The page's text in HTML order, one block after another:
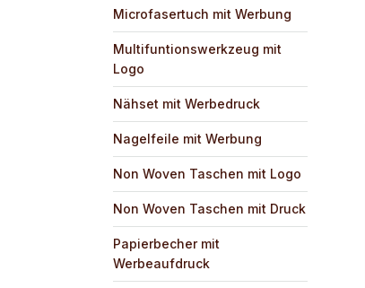
Microfasertuch mit Werbung
Multifuntionswerkzeug mit
Logo
Nähset mit Werbedruck
Nagelfeile mit Werbung
Non Woven Taschen mit Logo
Non Woven Taschen mit Druck
Papierbecher mit
Werbeaufdruck